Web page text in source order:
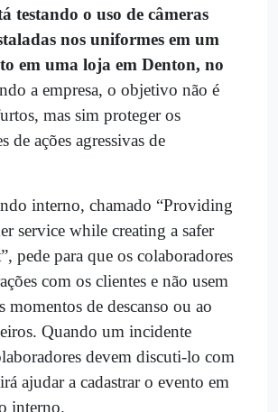
testando o uso de câmeras
nos uniformes em um
em uma loja em Denton, no
a empresa, o objetivo não é
mas sim proteger os
de ações agressivas de
interno, chamado “Providing
service while creating a safer
pede para que os colaboradores
com os clientes e não usem
momentos de descanso ou ao
Quando um incidente
devem discuti-lo com
ajudar a cadastrar o evento em
interno.